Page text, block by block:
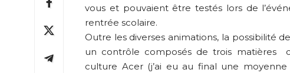
vous et pouvaient être testés lors de
rentrée scolaire.
Outre les diverses animations, la possibilité
un contrôle composés de trois matières
culture Acer (j’ai eu au final une